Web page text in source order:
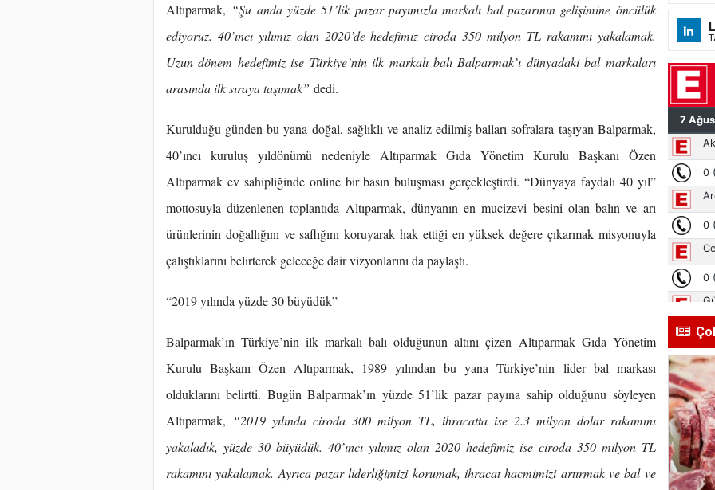
Altıparmak, “Şu anda yüzde 51’lik pazar payımızla markalı bal pazarının gelişimine öncülük
ediyoruz. 40’ıncı yılımız olan 2020’de hedefimiz ciroda 350 milyon TL rakamını yakalamak.
Uzun dönem hedefimiz ise Türkiye’nin ilk markalı balı Balparmak’ı dünyadaki bal markaları
arasında ilk sıraya taşımak” dedi.
Kurulduğu günden bu yana doğal, sağlıklı ve analiz edilmiş balları sofralara taşıyan Balparmak,
40’ıncı kuruluş yıldönümü nedeniyle Altıparmak Gıda Yönetim Kurulu Başkanı Özen
Altıparmak ev sahipliğinde online bir basın buluşması gerçekleştirdi. “Dünyaya faydalı 40 yıl”
mottosuyla düzenlenen toplantıda Altıparmak, dünyanın en mucizevi besini olan balın ve arı
ürünlerinin doğallığını ve saflığını koruyarak hak ettiği en yüksek değere çıkarmak misyonuyla
çalıştıklarını belirterek geleceğe dair vizyonlarını da paylaştı.
“2019 yılında yüzde 30 büyüdük”
Balparmak’ın Türkiye’nin ilk markalı balı olduğunun altını çizen Altıparmak Gıda Yönetim
Kurulu Başkanı Özen Altıparmak, 1989 yılından bu yana Türkiye’nin lider bal markası
olduklarını belirtti. Bugün Balparmak’ın yüzde 51’lik pazar payına sahip olduğunu söyleyen
Altıparmak, “2019 yılında ciroda 300 milyon TL, ihracatta ise 2.3 milyon dolar rakamını
yakaladık, yüzde 30 büyüdük. 40’ıncı yılımız olan 2020 hedefimiz ise ciroda 350 milyon TL
rakamını yakalamak. Ayrıca pazar liderliğimizi korumak, ihracat hacmimizi artırmak ve bal ve